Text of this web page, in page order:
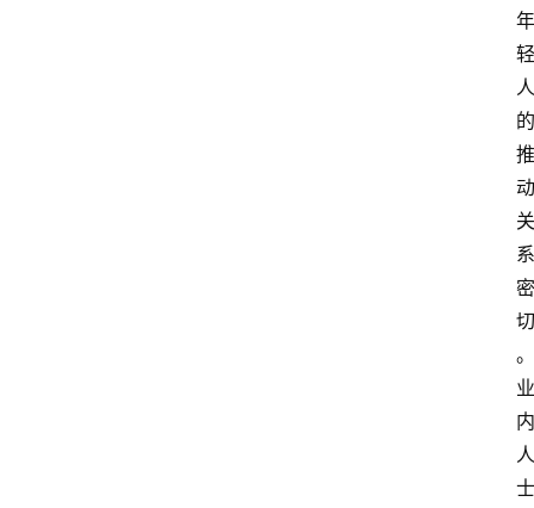
年
轻
人
的
推
动
关
系
密
切
。
业
内
人
士